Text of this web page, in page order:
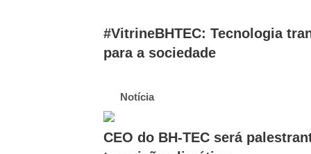
#VitrineBHTEC: Tecnologia
para a sociedade
Notícia
CEO do BH-TEC será